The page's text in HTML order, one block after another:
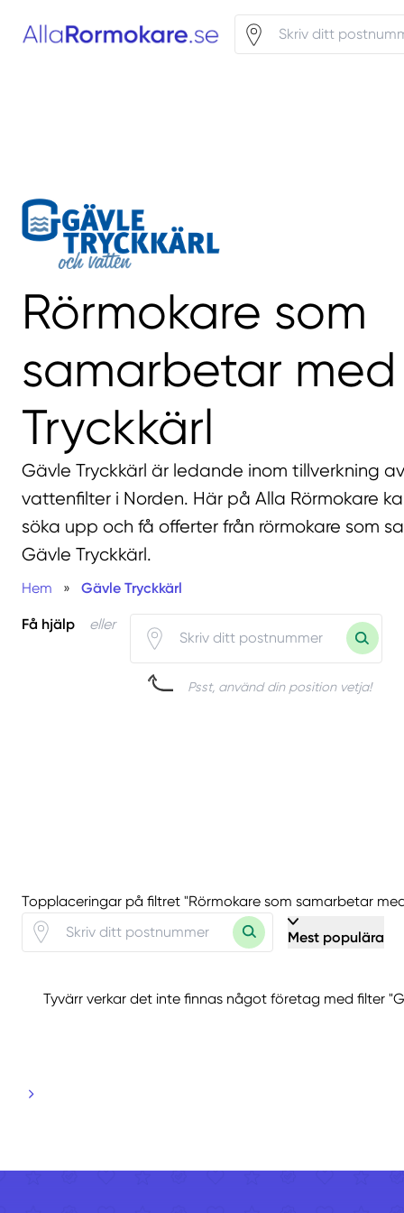
Rörmokare som
samarbetar
Tryckkärl
Gävle Tryckkärl är ledande inom tillverkning
vattenfilter i Norden. Här på Alla Rörmokare
söka upp och få offerter från rörmokare som
Gävle Tryckkärl.
Hem » Gävle Tryckkärl
Få hjälp eller
Psst, använd din position vetja!
Topplaceringar på filtret "Rörmokare som samarbetar
Mest populära
Tyvärr verkar det inte finnas något företag med filter